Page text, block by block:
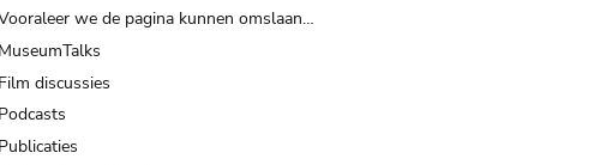
we de pagina kunnen omslaan…
MuseumTalks
Film discussies
Podcasts
Publicaties